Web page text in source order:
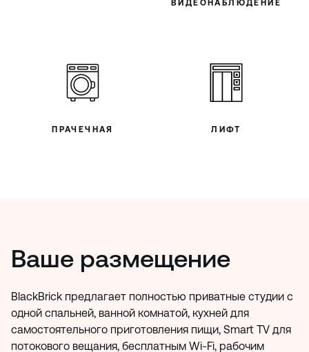
ВИДЕОНАБЛЮДЕНИЕ
ПРАЧЕЧНАЯ ЛИФТ
Ваше размещение
BlackBrick предлагает полностью приватные студии с
одной спальней, ванной комнатой, кухней для
самостоятельного приготовления пищи, Smart TV для
потокового вещания, бесплатным Wi-Fi, рабочим